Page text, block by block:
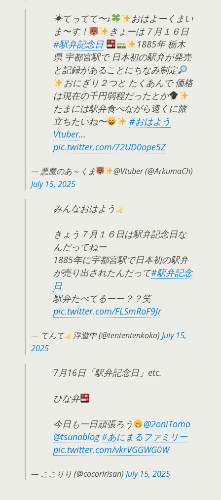
☀てってて〜♪
おはよーくまい
ま〜す！
きょーは７月１６日
#駅弁記念日
1885年 栃木
県 宇都宮駅で 日本初の駅弁が発売
と記録があることにちなみ制定
おにぎり２つと たくあんで 価格
は現在の千円弱程だったとか
たまには駅弁食べながら遠くに旅
立ちたいね〜
#おはよう
Vtuber…
pic.twitter.com/72UD0ope5Z
— 悪魔のあ～くま
@Vtuber (@ArkumaCh)
July 15, 2025
みんなおはよう
きょう７月１６日は駅弁記念日な
んだってねー
1885年に宇都宮駅で日本初の駅弁
が売り出されたんだって#駅弁記念
日
駅弁たべてるーー？？笑
pic.twitter.com/FLSmRoF9Jr
— てんて 浮遊中 (@tententenkoko)July 15,
2025
7月16日「駅弁記念日」etc.
ひな弁
今日も一日頑張ろう
@2oniTomo
@tsunablog #あにまるファミリー
pic.twitter.com/vkrVGGWG0W
— ここりり (@cocoririsan) July 15, 2025